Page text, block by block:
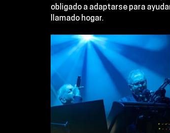
obligado a adaptarse para
llamado hogar.